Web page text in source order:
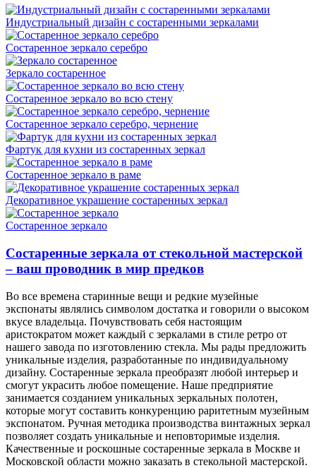
Индустриальный дизайн с состаренными зеркалами
Состаренное зеркало серебро
Зеркало состаренное
Состаренное зеркало во всю стену
Состаренное зеркало серебро, чернение
Фартук для кухни из состаренных зеркал
Состаренное зеркало в раме
Декоративное украшение состаренных зеркал
Состаренное зеркало
Состаренные зеркала от стекольной мастерской
– ваш проводник в мир предков
Во все времена старинные вещи и редкие музейные
экспонаты являлись символом достатка и говорили о высоком
вкусе владельца. Почувствовать себя настоящим
аристократом может каждый с зеркалами в стиле ретро от
нашего завода по изготовлению стекла. Мы рады предложить
уникальные изделия, разработанные по индивидуальному
дизайну. Состаренные зеркала преобразят любой интерьер и
смогут украсить любое помещение. Наше предприятие
занимается созданием уникальных зеркальных полотен,
которые могут составить конкуренцию раритетным музейным
экспонатом. Ручная методика производства винтажных зеркал
позволяет создать уникальные и неповторимые изделия.
Качественные и роскошные состаренные зеркала в Москве и
Московской области можно заказать в стекольной мастерской.